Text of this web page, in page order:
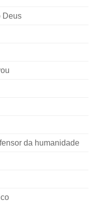
Deus
da humanidade